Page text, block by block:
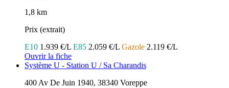
1,8 km
Prix (extrait)
E10 1.939 €/L E85 2.059 €/L Gazole 2.119 €/L
Ouvrir la fiche
Système U - Station U / Sa Charandis
400 Av De Juin 1940, 38340 Voreppe